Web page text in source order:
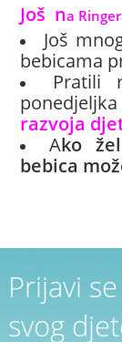
Još na
Još
bebicama
Pratili
razvoja
Ako
bebica
Prijavi
svog